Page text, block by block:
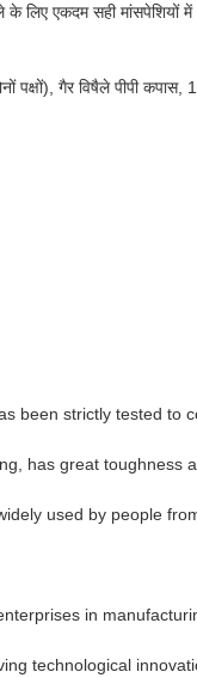
लिए एकदम सही मांसपेशियों
पक्षों), गैर विषैले पीपी
strictly tested to
great toughness and
used by people
in
technological